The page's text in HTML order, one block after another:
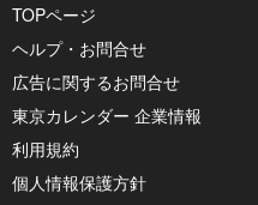
TOPページ
ヘルプ・お問合せ
広告に関するお問合せ
東京カレンダー 企業情報
利用規約
個人情報保護方針